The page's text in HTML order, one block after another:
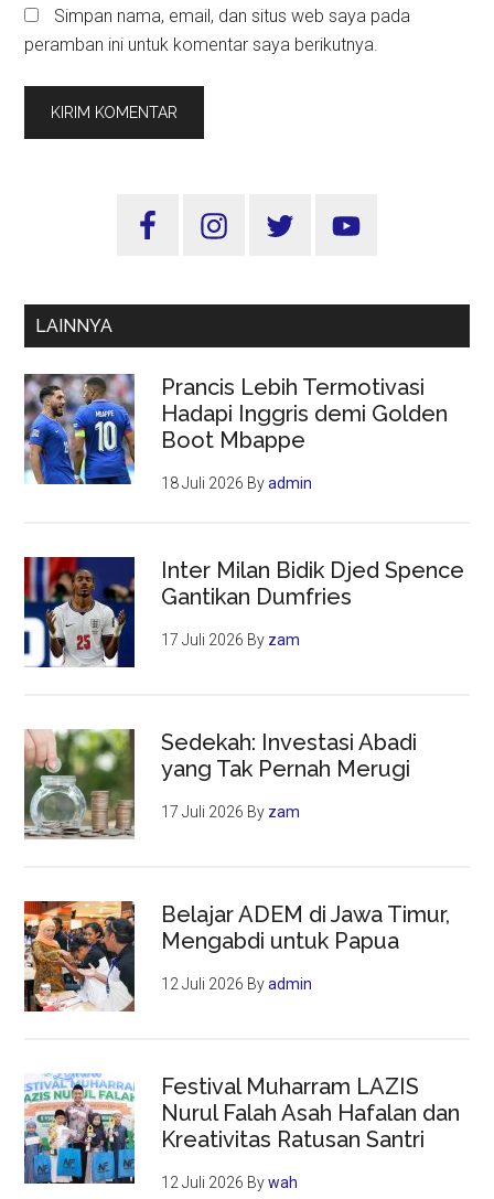
Simpan nama, email, dan situs web saya pada
peramban ini untuk komentar saya berikutnya.
Sidebar
LAINNYA
Prancis Lebih Termotivasi
Hadapi Inggris demi Golden
Boot Mbappe
18 Juli 2026 Byadmin
Inter Milan Bidik Djed Spence
Gantikan Dumfries
17 Juli 2026 By zam
Sedekah: Investasi Abadi
yang Tak Pernah Merugi
17 Juli 2026 By zam
Belajar ADEM di Jawa Timur,
Mengabdi untuk Papua
12 Juli 2026 Byadmin
Festival Muharram LAZIS
Nurul Falah Asah Hafalan dan
Kreativitas Ratusan Santri
12 Juli 2026 Bywah